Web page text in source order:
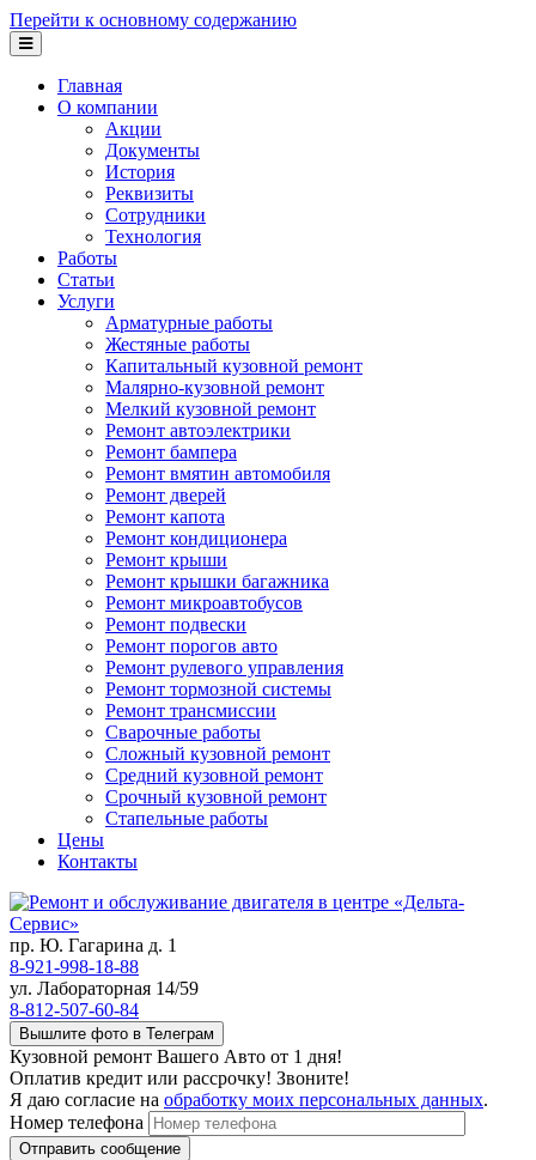
Перейти к основному содержанию
Главная
О компании
Акции
Документы
История
Реквизиты
Сотрудники
Технология
Работы
Статьи
Услуги
Арматурные работы
Жестяные работы
Капитальный кузовной ремонт
Малярно-кузовной ремонт
Мелкий кузовной ремонт
Ремонт автоэлектрики
Ремонт бампера
Ремонт вмятин автомобиля
Ремонт дверей
Ремонт капота
Ремонт кондиционера
Ремонт крыши
Ремонт крышки багажника
Ремонт микроавтобусов
Ремонт подвески
Ремонт порогов авто
Ремонт рулевого управления
Ремонт тормозной системы
Ремонт трансмиссии
Сварочные работы
Сложный кузовной ремонт
Средний кузовной ремонт
Срочный кузовной ремонт
Стапельные работы
Цены
Контакты
пр. Ю. Гагарина д. 1
8-921-998-18-88
ул. Лабораторная 14/59
8-812-507-60-84
Вышлите фото в Телеграм
Кузовной ремонт Вашего Авто от 1 дня!
Оплатив кредит или рассрочку! Звоните!
Я даю согласие на обработку моих персональных данных.
Номер телефона